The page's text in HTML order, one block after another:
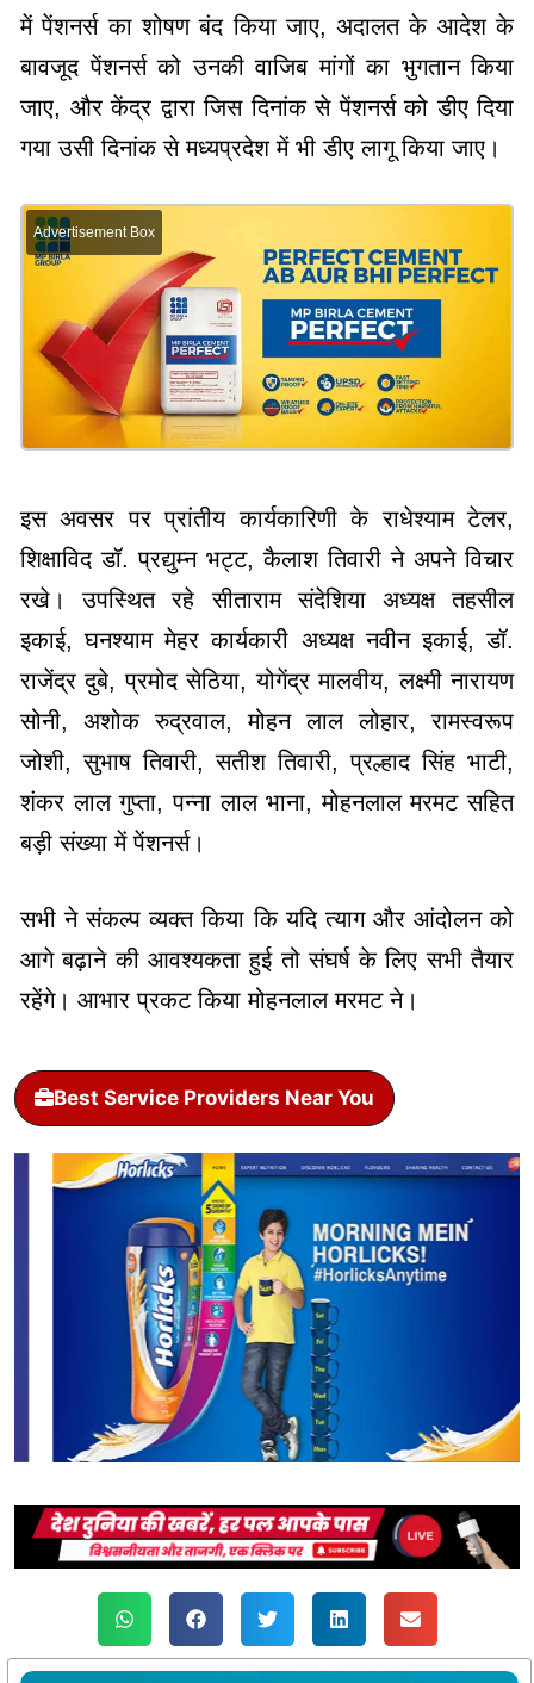
में पेंशनर्स का शोषण बंद किया जाए, अदालत के आदेश के
बावजूद पेंशनर्स को उनकी वाजिब मांगों का भुगतान किया
जाए, और केंद्र द्वारा जिस दिनांक से पेंशनर्स को डीए दिया
गया उसी दिनांक से मध्यप्रदेश में भी डीए लागू किया जाए।
Advertisement Box
इस अवसर पर प्रांतीय कार्यकारिणी के राधेश्याम टेलर,
शिक्षाविद डॉ. प्रद्युम्न भट्ट, कैलाश तिवारी ने अपने विचार
रखे। उपस्थित रहे सीताराम संदेशिया अध्यक्ष तहसील
इकाई, घनश्याम मेहर कार्यकारी अध्यक्ष नवीन इकाई, डॉ.
राजेंद्र दुबे, प्रमोद सेठिया, योगेंद्र मालवीय, लक्ष्मी नारायण
सोनी, अशोक रुद्रवाल, मोहन लाल लोहार, रामस्वरूप
जोशी, सुभाष तिवारी, सतीश तिवारी, प्रल्हाद सिंह भाटी,
शंकर लाल गुप्ता, पन्ना लाल भाना, मोहनलाल मरमट सहित
बड़ी संख्या में पेंशनर्स।
सभी ने संकल्प व्यक्त किया कि यदि त्याग और आंदोलन को
आगे बढ़ाने की आवश्यकता हुई तो संघर्ष के लिए सभी तैयार
रहेंगे। आभार प्रकट किया मोहनलाल मरमट ने।
Best Service Providers Near You